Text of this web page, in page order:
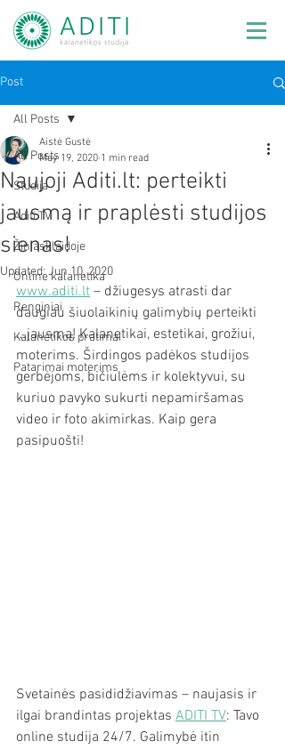
Post
All Posts
Studija
Aditi TV
Žiniasklaidoje
Online kalanetika
Renginiai
Kalanetikos pratimai
Patarimai moterims
All Posts
Naujoji Aditi.lt: perteikti
jausmą ir praplėsti studijos
sienas!
Aistė Gustė
May 19, 2020 1 min read
Updated:Jun 10, 2020
www.aditi.lt – džiugesys atrasti dar
daugiau šiuolaikinių galimybių perteikti
...jausmą! Kalanetikai, estetikai, grožiui,
moterims. Širdingos padėkos studijos
gerbėjoms, bičiulėms ir kolektyvui, su
kuriuo pavyko sukurti nepamiršamas
video ir foto akimirkas. Kaip gera
pasipuošti!
Svetainės pasididžiavimas – naujasis ir
ilgai brandintas projektas ADITI TV: Tavo
online studija 24/7. Galimybė itin